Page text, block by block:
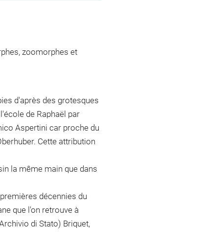
zoomorphes et
d'après des grotesques
de Raphaël par
Aspertini car proche du
Cette attribution
la même main que dans
décennies du
que l'on retrouve à
di Stato) Briquet,